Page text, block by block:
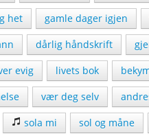
het
gamle dager igjen
dårlig håndskrift
evig
livets bok
vær deg selv
sola mi sol og måne